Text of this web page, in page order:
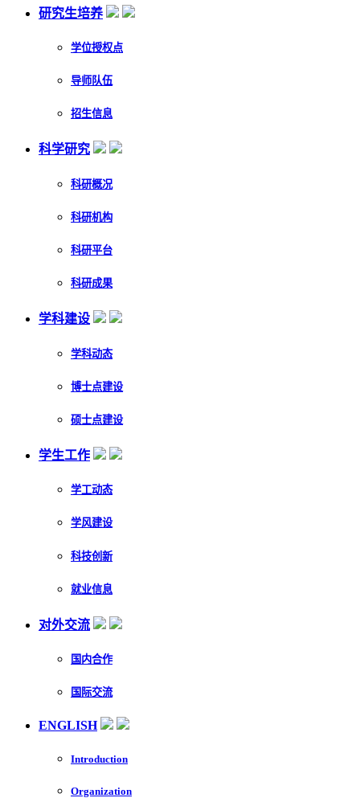
研究生培养
学位授权点
导师队伍
招生信息
科学研究
科研概况
科研机构
科研平台
科研成果
学科建设
学科动态
博士点建设
硕士点建设
学生工作
学工动态
学风建设
科技创新
就业信息
对外交流
国内合作
国际交流
ENGLISH
Introduction
Organization